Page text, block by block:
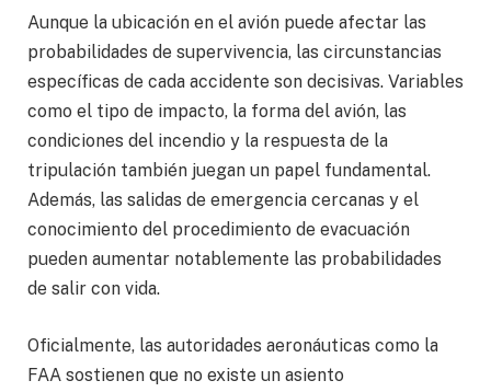
Aunque la ubicación en el avión puede afectar las
probabilidades de supervivencia, las circunstancias
específicas de cada accidente son decisivas. Variables
como el tipo de impacto, la forma del avión, las
condiciones del incendio y la respuesta de la
tripulación también juegan un papel fundamental.
Además, las salidas de emergencia cercanas y el
conocimiento del procedimiento de evacuación
pueden aumentar notablemente las probabilidades
de salir con vida.
Oficialmente, las autoridades aeronáuticas como la
FAA sostienen que no existe un asiento